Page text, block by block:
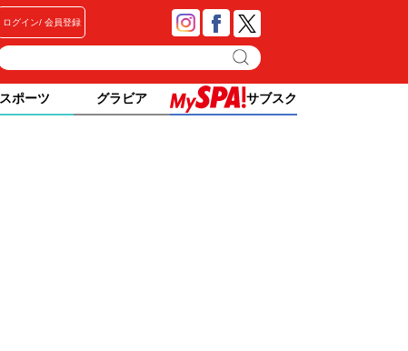
ログイン 会員登録
スポーツ グラビア サブスク